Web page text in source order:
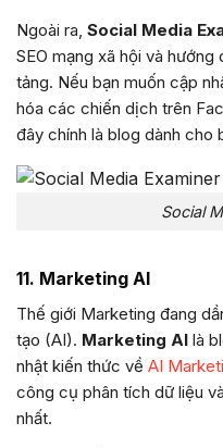
Ngoài ra, Social Media
SEO mạng xã hội và
tảng. Nếu bạn muốn cập
hóa các chiến dịch trên
đây chính là blog dành cho
Social
11. Marketing AI
Thế giới Marketing đang
tạo (AI). Marketing AI là
nhật kiến thức về AI
công cụ phân tích dữ liệu
nhất.